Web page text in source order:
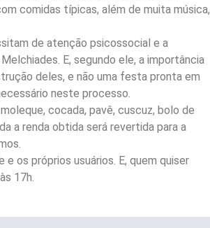
comidas típicas, além de muita música,
de atenção psicossocial e a
E, segundo ele, a importância
deles, e não uma festa pronta em
neste processo.
cocada, pavê, cuscuz, bolo de
a renda obtida será revertida para a
os próprios usuários. E, quem quiser
17h.